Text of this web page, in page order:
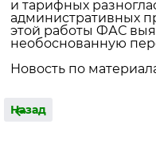
и тарифных
административных
этой работы ФАС
необоснованную
Новость по
Назад